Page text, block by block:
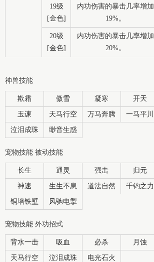
19级
[金色]
内功伤害的暴击几率增加
19%。
20级
[金色]
内功伤害的暴击几率增加
20%。
神兽技能
欺霜 傲雪 凝寒 开天
玉谏 天马行空 万马奔腾 一马平川
泣泪成珠 缈音生惑
宠物技能 被动技能
长生 通灵 强击 归元
神速 生生不息 道法自然 千钧之力
铜墙铁壁 风驰电掣
宠物技能 外功招式
背水一击 吸血 必杀 月蚀
天马行空 泣泪成珠 电光石火